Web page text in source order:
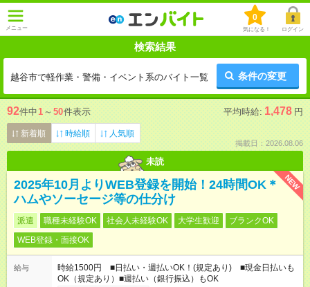
メニュー
0
気になる！ ログイン
検索結果
越谷市で軽作業・警備・イベント系のバイト一覧 条件の変更
92件中1 ～ 50件表示 平均時給: 1,478 円
新着順 時給順 人気順
掲載日：2026.08.06
未読
NEW
2025年10月よりWEB登録を開始！24時間OK＊
ハムやソーセージ等の仕分け
派遣 職種未経験OK 社会人未経験OK 大学生歓迎
ブランクOK
WEB登録・面接OK
給与
時給1500円 ■日払い・週払いOK！(規定あり) ■現金日払いも
OK（規定あり）■週払い（銀行振込）もOK